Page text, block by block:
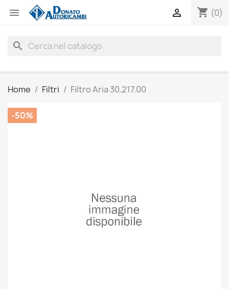
 shopping_cart (0)

search
Home Filtri Filtro Aria 30.217.00
-50%